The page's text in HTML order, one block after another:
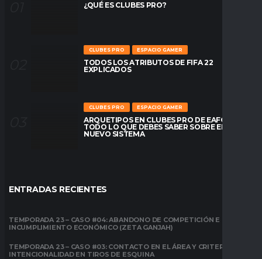
¿QUÉ ES CLUBES PRO?
CLUBES PRO ESPACIO GAMER
TODOS LOS ATRIBUTOS DE FIFA 22
EXPLICADOS
CLUBES PRO ESPACIO GAMER
ARQUETIPOS EN CLUBES PRO DE EAFC26:
TODO LO QUE DEBES SABER SOBRE EL
NUEVO SISTEMA
ENTRADAS RECIENTES
TEMPORADA 23 – CASO #04: ABANDONO DE COMPETICIÓN E
INCUMPLIMIENTO ECONÓMICO (ZETA GANJAH)
TEMPORADA 23 – CASO #03: CONTACTO EN EL ÁREA Y CRITERIO DE
INTENCIONALIDAD EN TIROS DE ESQUINA